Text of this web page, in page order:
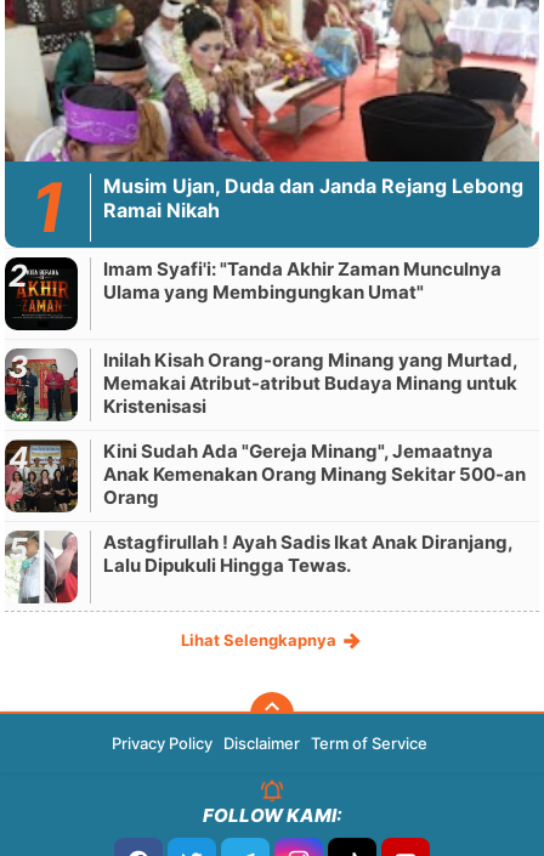
Musim Ujan, Duda dan Janda Rejang Lebong
Ramai Nikah
Imam Syafi'i: "Tanda Akhir Zaman Munculnya
Ulama yang Membingungkan Umat"
Inilah Kisah Orang-orang Minang yang Murtad,
Memakai Atribut-atribut Budaya Minang untuk
Kristenisasi
Kini Sudah Ada "Gereja Minang", Jemaatnya
Anak Kemenakan Orang Minang Sekitar 500-an
Orang
Astagfirullah ! Ayah Sadis Ikat Anak Diranjang,
Lalu Dipukuli Hingga Tewas.
Lihat Selengkapnya
Privacy Policy Disclaimer Term of Service
FOLLOW KAMI: